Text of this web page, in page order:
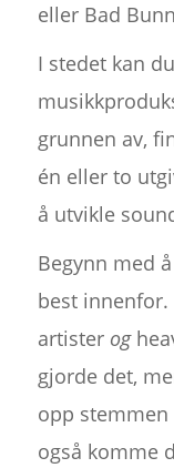
eller Bad
I stedet kan
grunnen av,
én eller to
å utvikle
Begynn med
best innenfor.
artister og
gjorde det,
opp
også komme